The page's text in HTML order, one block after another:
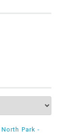
Park -